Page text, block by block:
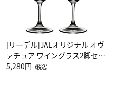
[リーデル]JALオリジナル オヴ
ァチュア ワイングラス2脚セッ
ト（レッドワイン）
5,280円 （税込）